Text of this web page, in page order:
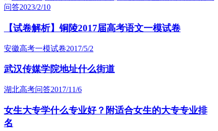
问答2023/2/10
【试卷解析】铜陵2017届高考语文一模试卷
安徽高考一模试卷2017/5/2
武汉传媒学院地址什么街道
湖北高考问答2017/11/6
女生大专学什么专业好？附适合女生的大专专业排
名